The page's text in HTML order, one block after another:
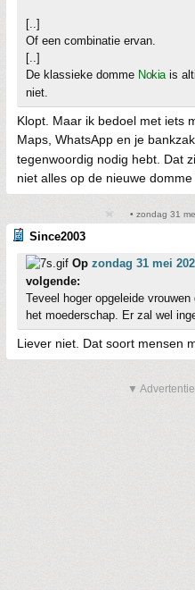
[..]
Of een combinatie ervan.
[..]
De klassieke domme Nokiais
niet.
Klopt. Maar ik bedoel met iets
Maps, WhatsApp en je
tegenwoordig nodig hebt. Dat
niet alles op de nieuwe domme
• zondag 31
Since2003
Op zondag 31 mei
volgende:
Teveel hoger opgeleide
het moederschap. Er zal wel
Liever niet. Dat soort mensen
▼